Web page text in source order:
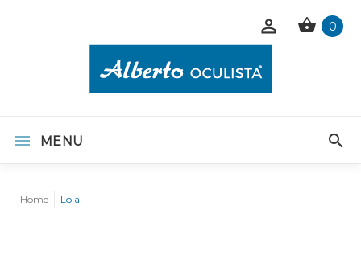
0
MENU
Home Loja